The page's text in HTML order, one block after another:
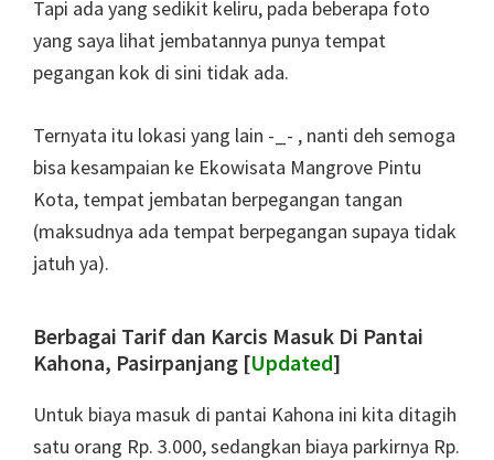
Tapi ada yang sedikit keliru, pada beberapa foto
yang saya lihat jembatannya punya tempat
pegangan kok di sini tidak ada.
Ternyata itu lokasi yang lain -_- , nanti deh semoga
bisa kesampaian ke Ekowisata Mangrove Pintu
Kota, tempat jembatan berpegangan tangan
(maksudnya ada tempat berpegangan supaya tidak
jatuh ya).
Berbagai Tarif dan Karcis Masuk Di Pantai
Kahona, Pasirpanjang [Updated]
Untuk biaya masuk di pantai Kahona ini kita ditagih
satu orang Rp. 3.000, sedangkan biaya parkirnya Rp.